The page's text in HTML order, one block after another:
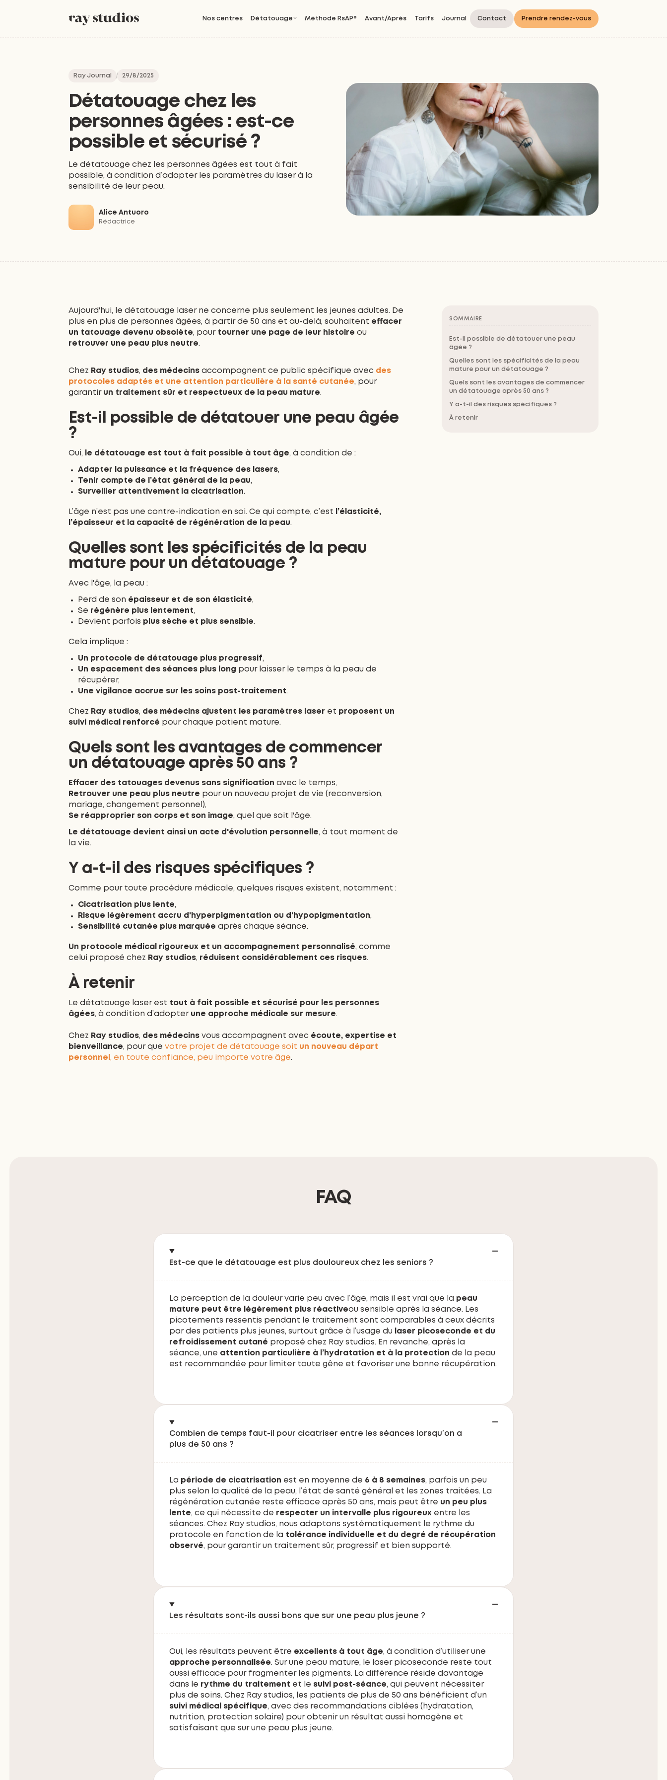
Nos centres Détatouage Méthode RsAP® Avant/Après Tarifs Journal Contact Prendre rendez-vous
Ray Journal 29/8/2025
Détatouage chez les
personnes âgées : est-ce
possible et sécurisé ?
Le détatouage chez les personnes âgées est tout à fait
possible, à condition d’adapter les paramètres du laser à la
sensibilité de leur peau.
Alice Antuoro
Rédactrice
Aujourd'hui, le détatouage laser ne concerne plus seulement les jeunes adultes. De
plus en plus de personnes âgées, à partir de 50 ans et au-delà, souhaitent effacer
un tatouage devenu obsolète, pour tourner une page de leur histoire ou
retrouver une peau plus neutre.
Chez Ray studios, des médecins accompagnent ce public spécifique avec des
protocoles adaptés et une attention particulière à la santé cutanée, pour
garantir un traitement sûr et respectueux de la peau mature.
Est-il possible de détatouer une peau âgée
?
Oui, le détatouage est tout à fait possible à tout âge, à condition de :
Adapter la puissance et la fréquence des lasers,
Tenir compte de l’état général de la peau,
Surveiller attentivement la cicatrisation.
L’âge n’est pas une contre-indication en soi. Ce qui compte, c’est
l’élasticité,
l’épaisseur et la capacité de régénération de la peau.
Quelles sont les spécificités de la peau
mature pour un détatouage ?
Avec l'âge, la peau :
Perd de son épaisseur et de son élasticité,
Se régénère plus lentement,
Devient parfois plus sèche et plus sensible.
Cela implique :
Un protocole de détatouage plus progressif,
Un espacement des séances plus long pour laisser le temps à la peau de
récupérer,
Une vigilance accrue sur les soins post-traitement.
Chez Ray studios, des médecins ajustent les paramètres laser et proposent un
suivi médical renforcé pour chaque patient mature.
Quels sont les avantages de commencer
un détatouage après 50 ans ?
Effacer des tatouages devenus sans signification avec le temps,
Retrouver une peau plus neutre pour un nouveau projet de vie (reconversion,
mariage, changement personnel),
Se réapproprier son corps et son image, quel que soit l'âge.
Le détatouage devient ainsi un acte d'évolution personnelle, à tout moment de
la vie.
Y a-t-il des risques spécifiques ?
Comme pour toute procédure médicale, quelques risques existent, notamment :
Cicatrisation plus lente,
Risque légèrement accru d'hyperpigmentation ou d'hypopigmentation,
Sensibilité cutanée plus marquée après chaque séance.
Un protocole médical rigoureux et un accompagnement personnalisé, comme
celui proposé chez Ray studios, réduisent considérablement ces risques.
À retenir
Le détatouage laser est tout à fait possible et sécurisé pour les personnes
âgées, à condition d’adopter une approche médicale sur mesure.
Chez Ray studios, des médecins vous accompagnent avec écoute, expertise et
bienveillance, pour que votre projet de détatouage soit un nouveau départ
personnel , en toute confiance, peu importe votre âge.
SOMMAIRE
Est-il possible de détatouer une peau
âgée ?
Quelles sont les spécificités de la peau
mature pour un détatouage ?
Quels sont les avantages de commencer
un détatouage après 50 ans ?
Y a-t-il des risques spécifiques ?
À retenir
FAQ
Est-ce que le détatouage est plus douloureux chez les seniors ?
La perception de la douleur varie peu avec l’âge, mais il est vrai que la peau
mature peut être légèrement plus réactiveou sensible après la séance. Les
picotements ressentis pendant le traitement sont comparables à ceux décrits
par des patients plus jeunes, surtout grâce à l’usage du
laser picoseconde et du
refroidissement cutané proposé chez Ray studios. En revanche, après la
séance, une attention particulière à l’hydratation et à la protection de la peau
est recommandée pour limiter toute gêne et favoriser une bonne récupération.
Combien de temps faut-il pour cicatriser entre les séances lorsqu’on a
plus de 50 ans ?
La période de cicatrisation est en moyenne de 6 à 8 semaines, parfois un peu
plus selon la qualité de la peau, l’état de santé général et les zones traitées. La
régénération cutanée reste efficace après 50 ans, mais peut être un peu plus
lente, ce qui nécessite de respecter un intervalle plus rigoureux entre les
séances. Chez Ray studios, nous adaptons systématiquement le rythme du
protocole en fonction de la tolérance individuelle et du degré de récupération
observé, pour garantir un traitement sûr, progressif et bien supporté.
Les résultats sont-ils aussi bons que sur une peau plus jeune ?
Oui, les résultats peuvent être excellents à tout âge, à condition d’utiliser une
approche personnalisée. Sur une peau mature, le laser picoseconde reste tout
aussi efficace pour fragmenter les pigments. La différence réside davantage
dans le rythme du traitement et le suivi post-séance, qui peuvent nécessiter
plus de soins. Chez Ray studios, les patients de plus de 50 ans bénéficient d’un
suivi médical spécifique, avec des recommandations ciblées (hydratation,
nutrition, protection solaire) pour obtenir un résultat aussi homogène et
satisfaisant que sur une peau plus jeune.